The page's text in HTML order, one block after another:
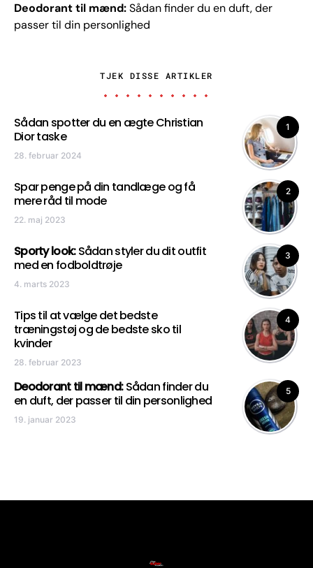
Deodorant til mænd:Sådan finder du en duft, der
passer til din personlighed
TJEK DISSE ARTIKLER
1
Sådan spotter du en ægte Christian
Dior taske
28. februar 2024
2
Spar penge på din tandlæge og få
mere råd til mode
22. maj 2023
3
Sporty look:Sådan styler du dit outfit
med en fodboldtrøje
4. marts 2023
4
Tips til at vælge det bedste
træningstøj og de bedste sko til
kvinder
28. februar 2023
5
Deodorant til mænd:Sådan finder du
en duft, der passer til din personlighed
19. januar 2023